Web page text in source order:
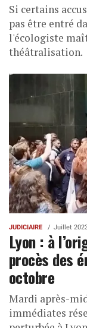
Si certains
pas être entré
l'écologiste
théâtralisation.
JUDICIAIRE Juillet
Lyon : à
procès des
octobre
Mardi après-
immédiates